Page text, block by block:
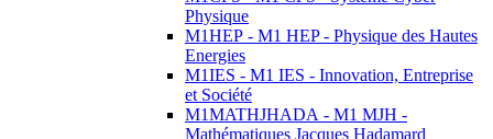
Physique
M1HEP - M1 HEP - Physique des Hautes
Energies
M1IES - M1 IES - Innovation, Entreprise
et Société
M1MATHJHADA - M1 MJH -
Mathématiques Jacques Hadamard